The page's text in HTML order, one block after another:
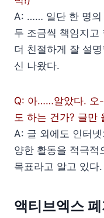
A: …… 일단 한 명의
두 조금씩 책임지고
더 친절하게 잘 설
신 나왔다.
Q: 아……알았다. 오-
도 하는 건가? 글만
A: 글 외에도 인터
양한 활동을 적극적
목표라고 알고 있다.
액티브엑스